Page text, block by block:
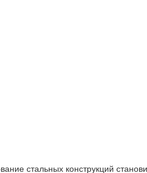
стальных конструкций